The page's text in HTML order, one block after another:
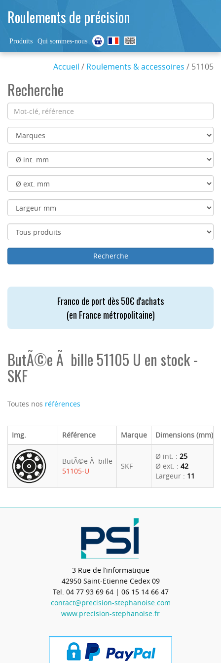
Roulements de précision
Produits Qui sommes-nous
Accueil / Roulements & accessoires / 51105
Recherche
Franco de port dès 50€ d'achats
(en France métropolitaine)
ButÃ©e Ã bille 51105 U en stock -
SKF
Toutes nos références
Img. Référence Marque Dimensions (mm)
ButÃ©e Ã bille
51105-U
SKF
Ø int. : 25
Ø ext. : 42
Largeur : 11
3 Rue de l’informatique
42950 Saint-Etienne Cedex 09
Tel. 04 77 93 69 64| 06 15 14 66 47
contact@precision-stephanoise.com
www.precision-stephanoise.fr